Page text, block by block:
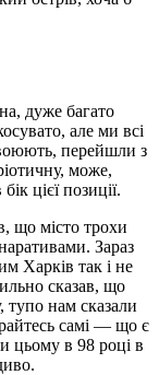
дуже багато
але ми всі
перейшли з
може,
цієї позиції.
що місто трохи
Зараз
Харків так і не
сказав, що
тупо нам сказали
самі — що є
цьому в 98 році в